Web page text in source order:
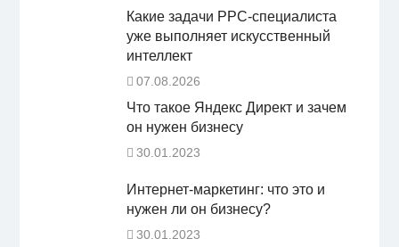
Какие задачи PPC-специалиста
уже выполняет искусственный
интеллект
07.08.2026
Что такое Яндекс Директ и зачем
он нужен бизнесу
30.01.2023
Интернет-маркетинг: что это и
нужен ли он бизнесу?
30.01.2023